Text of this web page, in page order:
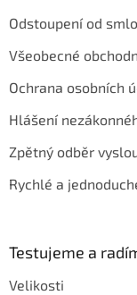
Odstoupení od
Všeobecné
Ochrana osobních
Hlášení
Zpětný odběr
Rychlé a
Testujeme a
Velikosti